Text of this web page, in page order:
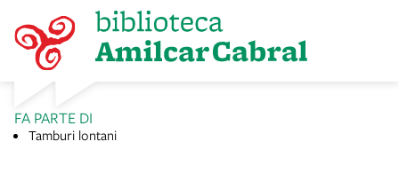
FA PARTE DI
Tamburi lontani